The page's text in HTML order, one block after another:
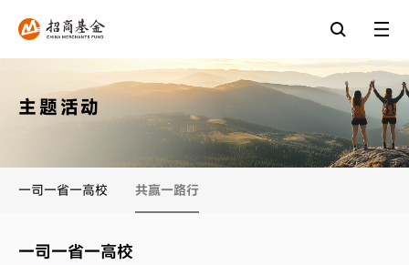
主题活动
一司一省一高校 共赢一路行
一司一省一高校